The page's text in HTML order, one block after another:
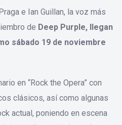
e Ian Guillan, la voz más
de Deep Purple, llegan
sábado 19 de noviembre
en “Rock the Opera” con
clásicos, así como algunas
actual, poniendo en escena